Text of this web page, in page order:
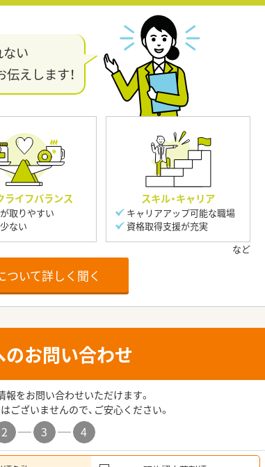
い
伝えします！
ライフバランス
取りやすい
ない
スキル・キャリア
キャリアアップ可能な職場
資格取得支援が充実
ついて詳しく聞く
のお問い合わせ
をお問い合わせいただけます。
ございませんので、ご安心ください。
2 3 4